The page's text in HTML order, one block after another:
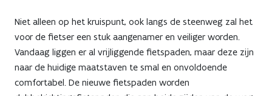
Niet alleen op het kruispunt, ook langs de steenweg zal het
voor de fietser een stuk aangenamer en veiliger worden.
Vandaag liggen er al vrijliggende fietspaden, maar deze zijn
naar de huidige maatstaven te smal en onvoldoende
comfortabel. De nieuwe fietspaden worden